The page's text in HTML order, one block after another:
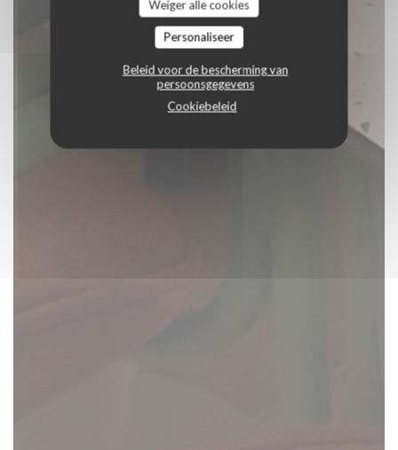
Weiger alle cookies
Personaliseer
Beleid voor de bescherming van
persoonsgegevens
Cookiebeleid